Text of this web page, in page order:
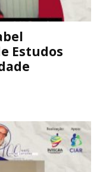
Estudos